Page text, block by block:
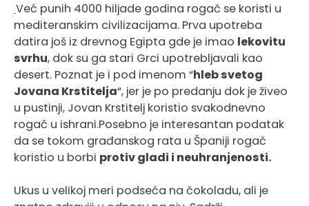
Već punih 4000 hiljade godina rogač se koristi u
mediteranskim civilizacijama. Prva upotreba
datira još iz drevnog Egipta gde je imao lekovitu
svrhu, dok su ga stari Grci upotrebljavali kao
desert. Poznat je i pod imenom “hleb svetog
Jovana Krstitelja“, jer je po predanju dok je živeo
u pustinji, Jovan Krstitelj koristio svakodnevno
rogač u ishrani.Posebno je interesantan podatak
da se tokom građanskog rata u Španiji rogač
koristio u borbi protiv gladi i neuhranjenosti.
Ukus u velikoj meri podseća na čokoladu, ali je